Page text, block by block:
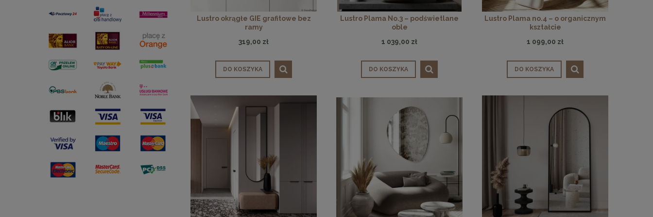
Lustro okrągłe GIE grafitowe bez
ramy
319,00 zł
DO KOSZYKA
Lustro Plama No.3 – podświetlane
oble
1 039,00 zł
DO KOSZYKA
Lustro Plama no.4 – o organicznym
kształcie
1 099,00 zł
DO KOSZYKA